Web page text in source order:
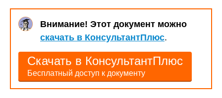
Внимание! Этот документ можно
скачать в КонсультантПлюс.
Скачать в КонсультантПлюс
Бесплатный доступ к документу